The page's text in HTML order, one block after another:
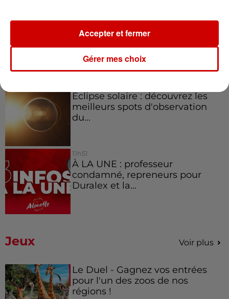
Limoges : un bébé d'un mois
blessé dans un incendie, un
appartement...
Éclipse solaire : découvrez les
meilleurs spots d'observation
du...
11h51
À LA UNE : professeur
condamné, repreneurs pour
Duralex et la...
Jeux Voir plus
Le Duel - Gagnez vos entrées
pour l'un des zoos de nos
régions !
Gérer mes choix
Accepter et fermer